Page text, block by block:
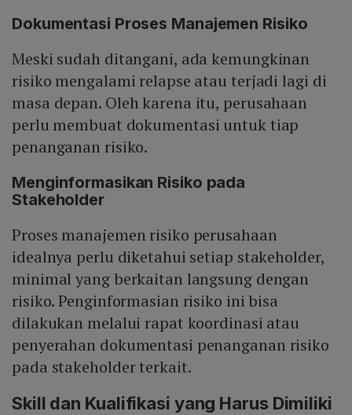
Dokumentasi Proses Manajemen Risiko
Meski sudah ditangani, ada kemungkinan
risiko mengalami relapse atau terjadi lagi di
masa depan. Oleh karena itu, perusahaan
perlu membuat dokumentasi untuk tiap
penanganan risiko.
Menginformasikan Risiko pada
Stakeholder
Proses manajemen risiko perusahaan
idealnya perlu diketahui setiap stakeholder,
minimal yang berkaitan langsung dengan
risiko. Penginformasian risiko ini bisa
dilakukan melalui rapat koordinasi atau
penyerahan dokumentasi penanganan risiko
pada stakeholder terkait.
Skill dan Kualifikasi yang Harus Dimiliki